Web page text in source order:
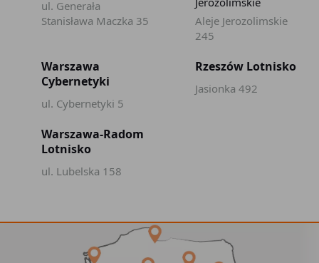
ul. Generała
Stanisława Maczka 35
Aleje Jerozolimskie
245
Warszawa
Cybernetyki
ul. Cybernetyki 5
Rzeszów Lotnisko
Jasionka 492
Warszawa-Radom
Lotnisko
ul. Lubelska 158